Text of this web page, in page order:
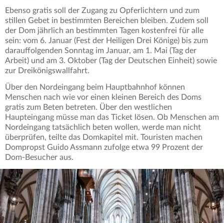
Ebenso gratis soll der Zugang zu Opferlichtern und zum
stillen Gebet in bestimmten Bereichen bleiben. Zudem soll
der Dom jährlich an bestimmten Tagen kostenfrei für alle
sein: vom 6. Januar (Fest der Heiligen Drei Könige) bis zum
darauffolgenden Sonntag im Januar, am 1. Mai (Tag der
Arbeit) und am 3. Oktober (Tag der Deutschen Einheit) sowie
zur Dreikönigswallfahrt.
Über den Nordeingang beim Hauptbahnhof können
Menschen nach wie vor einen kleinen Bereich des Doms
gratis zum Beten betreten. Über den westlichen
Haupteingang müsse man das Ticket lösen. Ob Menschen am
Nordeingang tatsächlich beten wollen, werde man nicht
überprüfen, teilte das Domkapitel mit. Touristen machen
Dompropst Guido Assmann zufolge etwa 99 Prozent der
Dom-Besucher aus.